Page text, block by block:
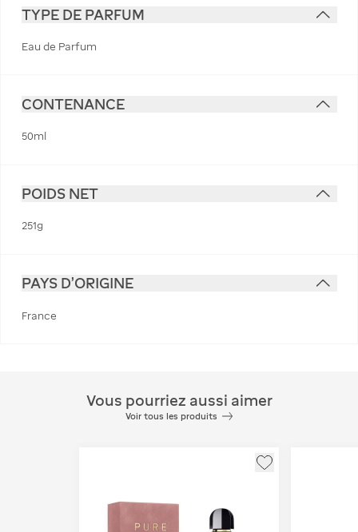
TYPE DE PARFUM
Eau de Parfum
CONTENANCE
50ml
POIDS NET
251g
PAYS D'ORIGINE
France
Vous pourriez aussi aimer
Voir tous les produits